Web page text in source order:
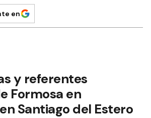
en
y referentes
Formosa en
Santiago del Estero